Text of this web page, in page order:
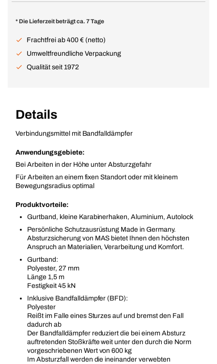
* Die Lieferzeit beträgt ca. 7 Tage
Frachtfrei ab 400 € (netto)
Umweltfreundliche Verpackung
Qualität seit 1972
Details
Verbindungsmittel mit Bandfalldämpfer
Anwendungsgebiete:
Bei Arbeiten in der Höhe unter Absturzgefahr
Für Arbeiten an einem fixen Standort oder mit kleinem
Bewegungsradius optimal
Produktvorteile:
Gurtband, kleine Karabinerhaken, Aluminium, Autolock
Persönliche Schutzausrüstung Made in Germany.
Absturzsicherung von MAS bietet Ihnen den höchsten
Anspruch an Materialien, Verarbeitung und Komfort.
Gurtband:
Polyester, 27 mm
Länge 1,5 m
Festigkeit 45 kN
Inklusive Bandfalldämpfer (BFD):
Polyester
Reißt im Falle eines Sturzes auf und bremst den Fall
dadurch ab
Der Bandfalldämpfer reduziert die bei einem Absturz
auftretenden Stoßkräfte weit unter den durch die Norm
vorgeschriebenen Wert von 600 kg
Im Absturzfall werden die ineinander verwebten